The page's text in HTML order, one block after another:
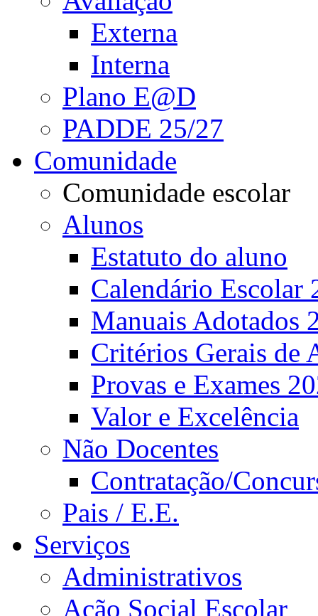
Externa
Interna
Plano E@D
PADDE 25/27
Comunidade
Comunidade escolar
Alunos
Estatuto do aluno
Calendário Escolar
Manuais Adotados
Critérios Gerais de
Provas e Exames
Valor e Excelência
Não Docentes
Contratação/
Pais / E.E.
Serviços
Administrativos
Ação Social Escolar